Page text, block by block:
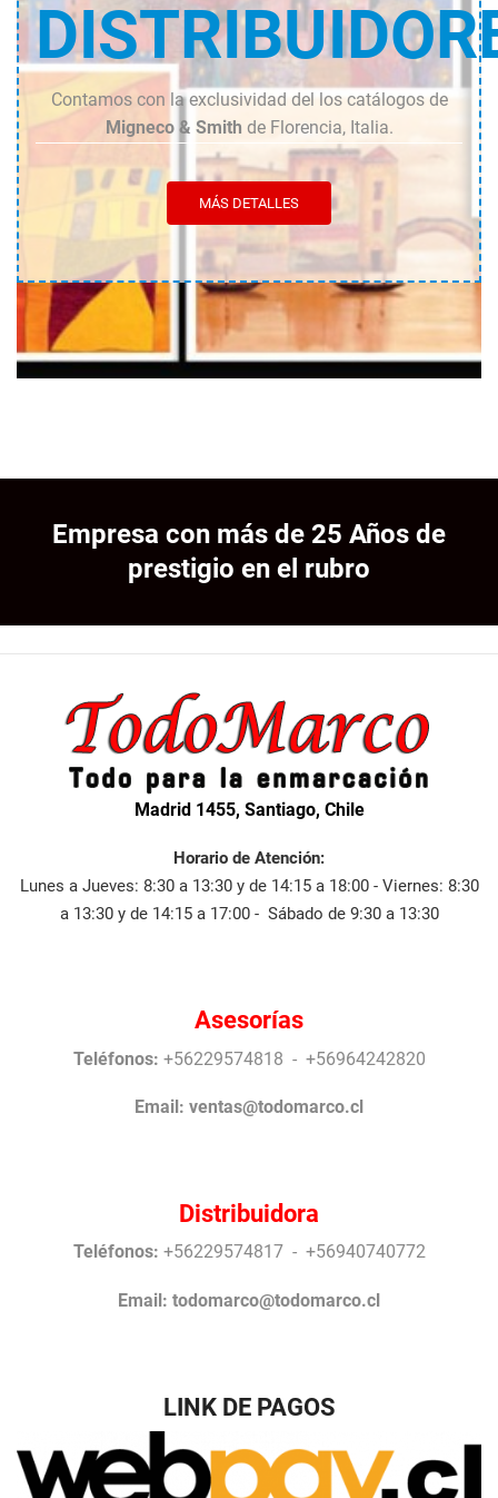
Contamos con la exclusividad del los catálogos de
Migneco & Smith de Florencia, Italia.
MÁS DETALLES
Empresa con más de 25 Años de
prestigio en el rubro
Madrid 1455, Santiago, Chile
Horario de Atención:
Lunes a Jueves: 8:30 a 13:30 y de 14:15 a 18:00 - Viernes: 8:30
a 13:30 y de 14:15 a 17:00 - Sábado de 9:30 a 13:30
Asesorías
Teléfonos: +56229574818 - +56964242820
Email: ventas@todomarco.cl
Distribuidora
Teléfonos: +56229574817 - +56940740772
Email: todomarco@todomarco.cl
LINK DE PAGOS